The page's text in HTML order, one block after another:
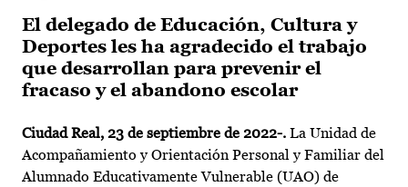
El delegado de Educación, Cultura y
Deportes les ha agradecido el trabajo
que desarrollan para prevenir el
fracaso y el abandono escolar
Ciudad Real, 23 de septiembre de 2022-. La Unidad de
Acompañamiento y Orientación Personal y Familiar del
Alumnado Educativamente Vulnerable (UAO) de